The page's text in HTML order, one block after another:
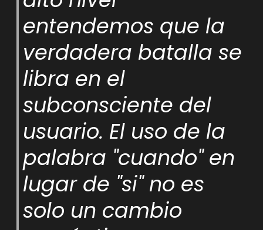
entendemos que la
verdadera batalla se
libra en el
subconsciente del
usuario. El uso de la
palabra "cuando" en
lugar de "si" no es
solo un cambio